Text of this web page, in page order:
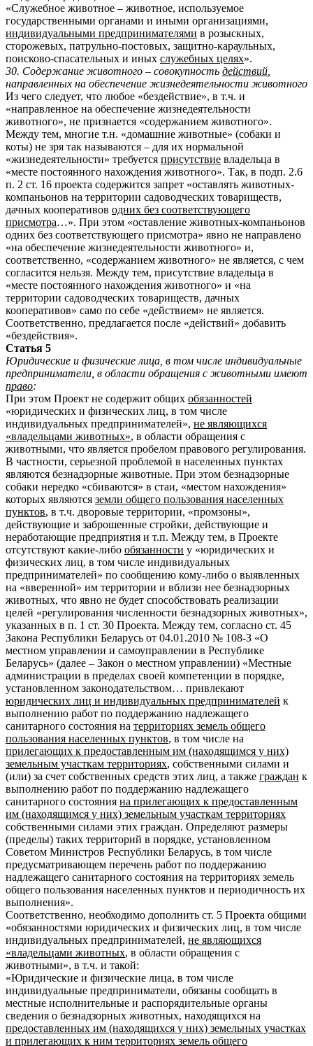
«Служебное животное – животное, используемое
государственными органами и иными организациями,
индивидуальными предпринимателями в розыскных,
сторожевых, патрульно-постовых, защитно-караульных,
поисково-спасательных и иных служебных целях».
30. Содержание животного – совокупность действий
направленных на обеспечение жизнедеятельности животного
Из чего следует, что любое «бездействие», в т.ч. и
«направленное на обеспечение жизнедеятельности
животного», не признается «содержанием животного».
Между тем, многие т.н. «домашние животные» (собаки и
коты) не зря так называются – для их нормальной
«жизнедеятельности» требуется присутствие владельца в
«месте постоянного нахождения животного». Так, в подп. 2.6
п. 2 ст. 16 проекта содержится запрет «оставлять животных-
компаньонов на территории садоводческих товариществ,
дачных кооперативов одних без соответствующего
присмотра…». При этом «оставление животных-компаньонов
одних без соответствующего присмотра» явно не направлено
«на обеспечение жизнедеятельности животного» и,
соответственно, «содержанием животного» не является, с чем
согласится нельзя. Между тем, присутствие владельца в
«месте постоянного нахождения животного» и «на
территории садоводческих товариществ, дачных
кооперативов» само по себе «действием» не является.
Соответственно, предлагается после «действий» добавить
«бездействия».
Статья 5
Юридические и физические лица, в том числе индивидуальные
предприниматели, в области обращения с животными имеют
право:
При этом Проект не содержит общих обязанностей
«юридических и физических лиц, в том числе
индивидуальных предпринимателей», не являющихся
«владельцами животных», в области обращения с
животными, что является пробелом правового регулирования.
В частности, серьезной проблемой в населенных пунктах
являются безнадзорные животные. При этом безнадзорные
собаки нередко «сбиваются» в стаи, «местом нахождения»
которых являются земли общего пользования населенных
пунктов, в т.ч. дворовые территории, «промзоны»,
действующие и заброшенные стройки, действующие и
неработающие предприятия и т.п. Между тем, в Проекте
отсутствуют какие-либо обязанности у «юридических и
физических лиц, в том числе индивидуальных
предпринимателей» по сообщению кому-либо о выявленных
на «вверенной» им территории и вблизи нее безнадзорных
животных, что явно не будет способствовать реализации
целей «регулирования численности безнадзорных животных»,
указанных в п. 1 ст. 30 Проекта. Между тем, согласно ст. 45
Закона Республики Беларусь от 04.01.2010 № 108-З «О
местном управлении и самоуправлении в Республике
Беларусь» (далее – Закон о местном управлении) «Местные
администрации в пределах своей компетенции в порядке,
установленном законодательством… привлекают
юридических лиц и индивидуальных предпринимателей к
выполнению работ по поддержанию надлежащего
санитарного состояния на территориях земель общего
пользования населенных пунктов, в том числе на
прилегающих к предоставленным им (находящимся у них)
земельным участкам территориях, собственными силами и
(или) за счет собственных средств этих лиц, а также граждан к
выполнению работ по поддержанию надлежащего
санитарного состояния на прилегающих к предоставленным
им (находящимся у них) земельным участкам территориях
собственными силами этих граждан. Определяют размеры
(пределы) таких территорий в порядке, установленном
Советом Министров Республики Беларусь, в том числе
предусматривающем перечень работ по поддержанию
надлежащего санитарного состояния на территориях земель
общего пользования населенных пунктов и периодичность их
выполнения».
Соответственно, необходимо дополнить ст. 5 Проекта общими
«обязанностями юридических и физических лиц, в том числе
индивидуальных предпринимателей, не являющихся
«владельцами животных, в области обращения с
животными», в т.ч. и такой:
«Юридические и физические лица, в том числе
индивидуальные предприниматели, обязаны сообщать в
местные исполнительные и распорядительные органы
сведения о безнадзорных животных, находящихся на
предоставленных им (находящихся у них) земельных участках
и прилегающих к ним территориях земель общего